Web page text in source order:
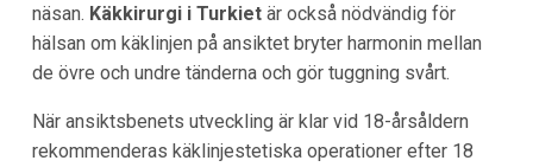
näsan. Käkkirurgi i Turkietär också nödvändig för
hälsan om käklinjen på ansiktet bryter harmonin mellan
de övre och undre tänderna och gör tuggning svårt.
När ansiktsbenets utveckling är klar vid 18-årsåldern
rekommenderas käklinjestetiska operationer efter 18